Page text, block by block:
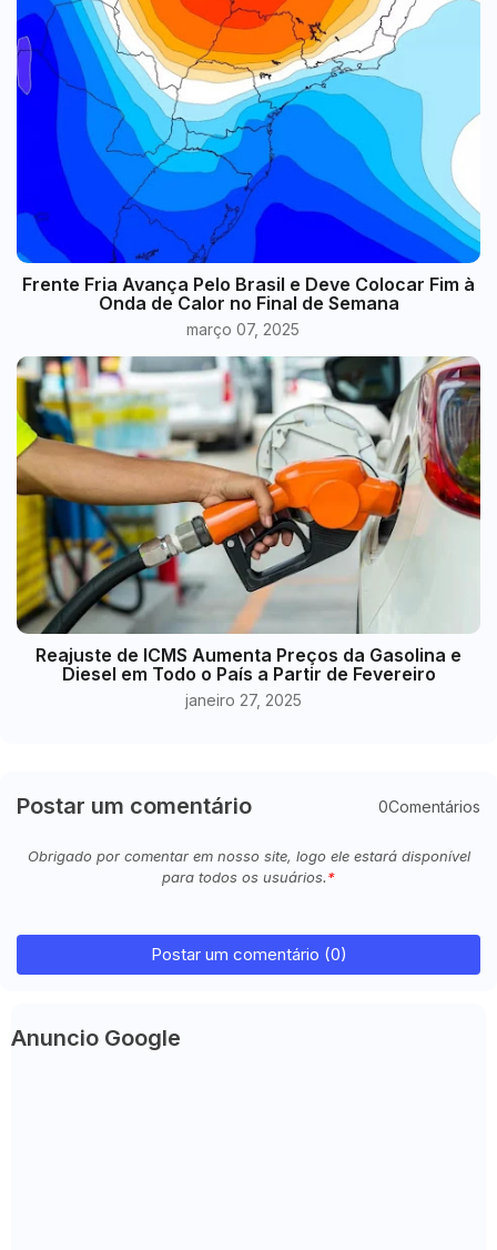
Frente Fria Avança Pelo Brasil e Deve Colocar Fim à
Onda de Calor no Final de Semana
março 07, 2025
Reajuste de ICMS Aumenta Preços da Gasolina e
Diesel em Todo o País a Partir de Fevereiro
janeiro 27, 2025
Postar um comentário 0Comentários
Obrigado por comentar em nosso site, logo ele estará disponível
para todos os usuários.
Postar um comentário (0)
Anuncio Google